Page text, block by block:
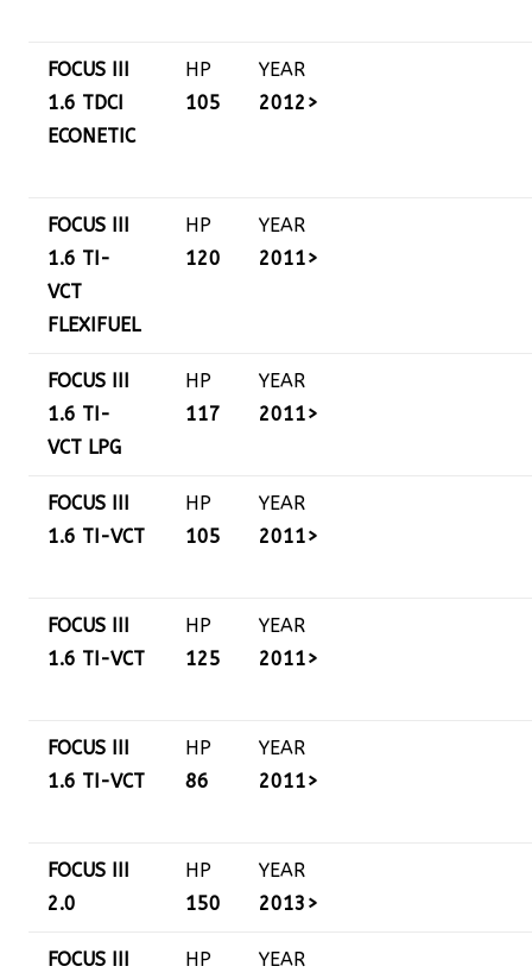
FOCUS III
1.6 TDCI
ECONETIC
HP
105
YEAR
2012>
FOCUS III
1.6 TI-
VCT
FLEXIFUEL
HP
120
YEAR
2011>
FOCUS III
1.6 TI-
VCT LPG
HP
117
YEAR
2011>
FOCUS III
1.6 TI-VCT
HP
105
YEAR
2011>
FOCUS III
1.6 TI-VCT
HP
125
YEAR
2011>
FOCUS III
1.6 TI-VCT
HP
86
YEAR
2011>
FOCUS III
2.0
HP
150
YEAR
2013>
FOCUS III HP YEAR